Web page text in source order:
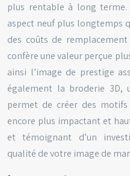
plus rentable à long
aspect neuf plus longtemps
des coûts de
confère une valeur perçue
ainsi l’image de prestige
également la broderie 3D,
permet de créer des
encore plus impactant et
et témoignant d’un
qualité de votre image de